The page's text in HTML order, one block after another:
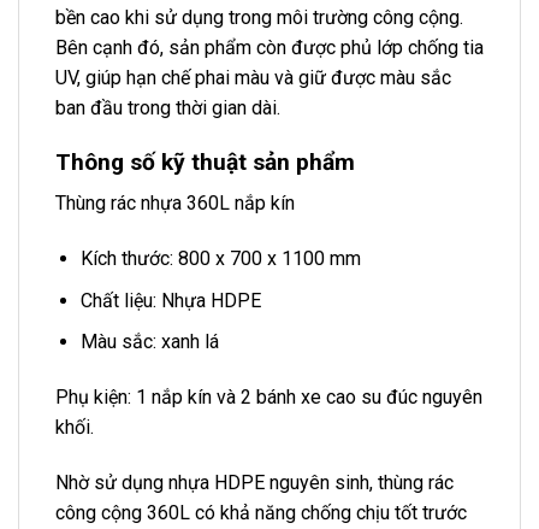
bền cao khi sử dụng trong môi trường công cộng.
Bên cạnh đó, sản phẩm còn được phủ lớp chống tia
UV, giúp hạn chế phai màu và giữ được màu sắc
ban đầu trong thời gian dài.
Thông số kỹ thuật sản phẩm
Thùng rác nhựa 360L nắp kín
Kích thước: 800 x 700 x 1100 mm
Chất liệu: Nhựa HDPE
Màu sắc: xanh lá
Phụ kiện: 1 nắp kín và 2 bánh xe cao su đúc nguyên
khối.
Nhờ sử dụng nhựa HDPE nguyên sinh, thùng rác
công cộng 360L có khả năng chống chịu tốt trước